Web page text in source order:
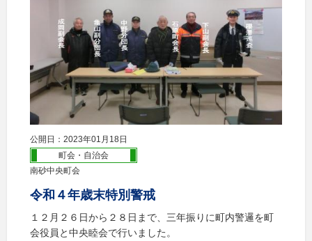
公開日：2023年01月18日
町会・自治会
南砂中央町会
令和４年歳末特別警戒
１２月２６日から２８日まで、三年振りに町内警邏を町
会役員と中央睦会で行いました。